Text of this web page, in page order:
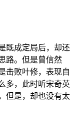
既成定局后，却还
路。但是曾信然
击败叶修，表现自
多，此时听宋奇英
但是，却也没有太